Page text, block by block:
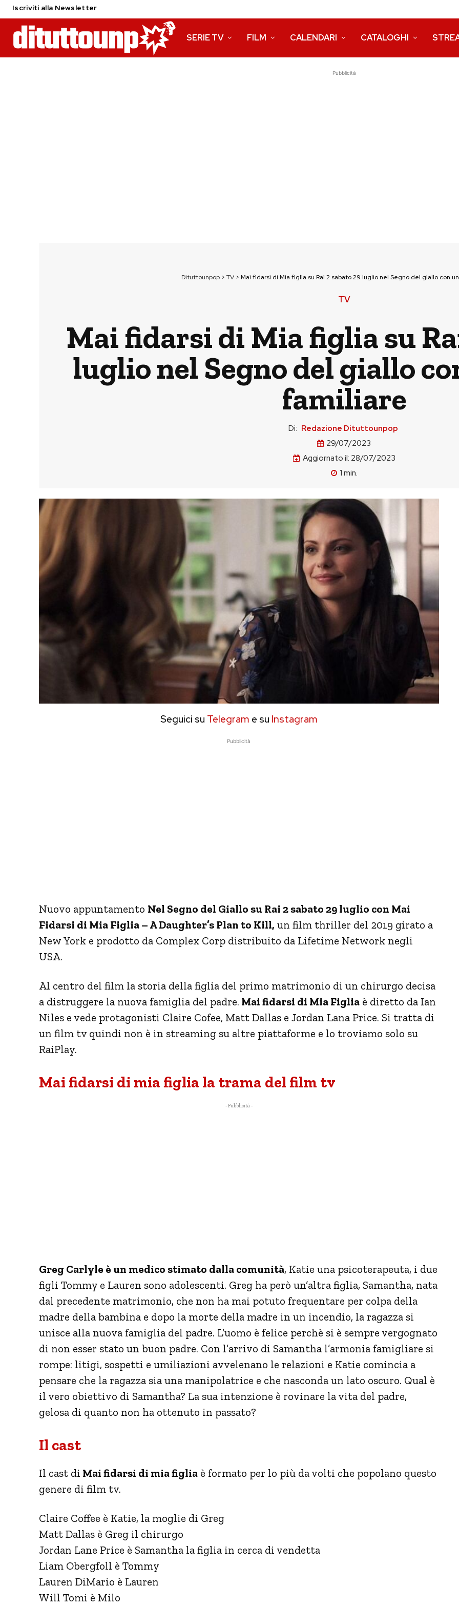
Iscriviti alla Newsletter
SERIE TV FILM CALENDARI CATALOGHI
Pubblicità
Dituttounpop> TV> Mai fidarsi di Mia figlia su Rai 2 sabato 29 luglio nel Segno del giallo con
TV
Mai fidarsi di Mia figlia su
luglio nel Segno del giallo
familiare
Di: Redazione Dituttounpop
29/07/2023
Aggiornato il: 28/07/2023
1 min.
Seguici su Telegram e su Instagram
Pubblicità
Nuovo appuntamento Nel Segno del Giallo su Rai 2 sabato 29 luglio con Mai
Fidarsi di Mia Figlia – A Daughter’s Plan to Kill, un film thriller del 2019 girato a
New York e prodotto da Complex Corp distribuito da Lifetime Network negli
USA.
Al centro del film la storia della figlia del primo matrimonio di un chirurgo decisa
a distruggere la nuova famiglia del padre. Mai fidarsi di Mia Figlia è diretto da Ian
Niles e vede protagonisti Claire Cofee, Matt Dallas e Jordan Lana Price. Si tratta di
un film tv quindi non è in streaming su altre piattaforme e lo troviamo solo su
RaiPlay.
Mai fidarsi di mia figlia la trama del film tv
- Pubblicità -
Greg Carlyle è un medico stimato dalla comunità, Katie una psicoterapeuta, i due
figli Tommy e Lauren sono adolescenti. Greg ha però un’altra figlia, Samantha, nata
dal precedente matrimonio, che non ha mai potuto frequentare per colpa della
madre della bambina e dopo la morte della madre in un incendio, la ragazza si
unisce alla nuova famiglia del padre. L’uomo è felice perchè si è sempre vergognato
di non esser stato un buon padre. Con l’arrivo di Samantha l’armonia famigliare si
rompe: litigi, sospetti e umiliazioni avvelenano le relazioni e Katie comincia a
pensare che la ragazza sia una manipolatrice e che nasconda un lato oscuro. Qual è
il vero obiettivo di Samantha? La sua intenzione è rovinare la vita del padre,
gelosa di quanto non ha ottenuto in passato?
Il cast
Il cast di Mai fidarsi di mia figlia è formato per lo più da volti che popolano questo
genere di film tv.
Claire Coffee è Katie, la moglie di Greg
Matt Dallas è Greg il chirurgo
Jordan Lane Price è Samantha la figlia in cerca di vendetta
Liam Obergfoll è Tommy
Lauren DiMario è Lauren
Will Tomi è Milo